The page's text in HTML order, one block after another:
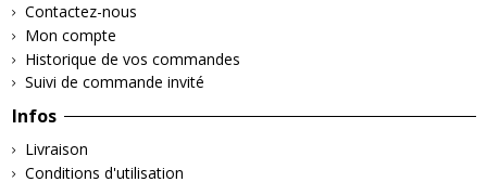
Contactez-nous
Mon compte
Historique de vos commandes
Suivi de commande invité
Infos
Livraison
Conditions d'utilisation